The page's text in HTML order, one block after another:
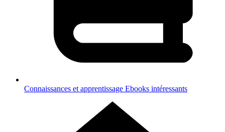
Connaissances et apprentissage Ebooks intéressants